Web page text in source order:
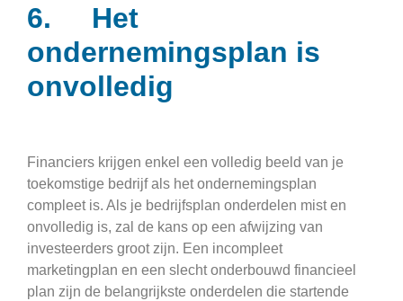
6. Het
ondernemingsplan is
onvolledig
Financiers krijgen enkel een volledig beeld van je
toekomstige bedrijf als het ondernemingsplan
compleet is. Als je bedrijfsplan onderdelen mist en
onvolledig is, zal de kans op een afwijzing van
investeerders groot zijn. Een incompleet
marketingplan en een slecht onderbouwd financieel
plan zijn de belangrijkste onderdelen die startende